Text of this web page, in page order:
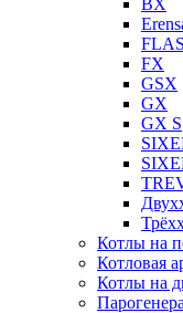
BX
FX
GSX
GX
GX S
Котлы на
Котловая
Котлы на